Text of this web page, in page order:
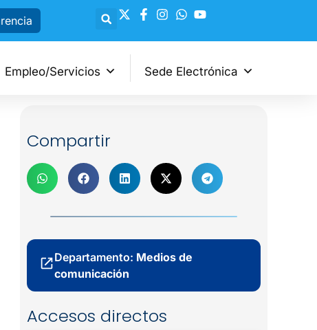
Empleo/Servicios Sede Electrónica
Compartir
Departamento: Medios de
comunicación
Accesos directos